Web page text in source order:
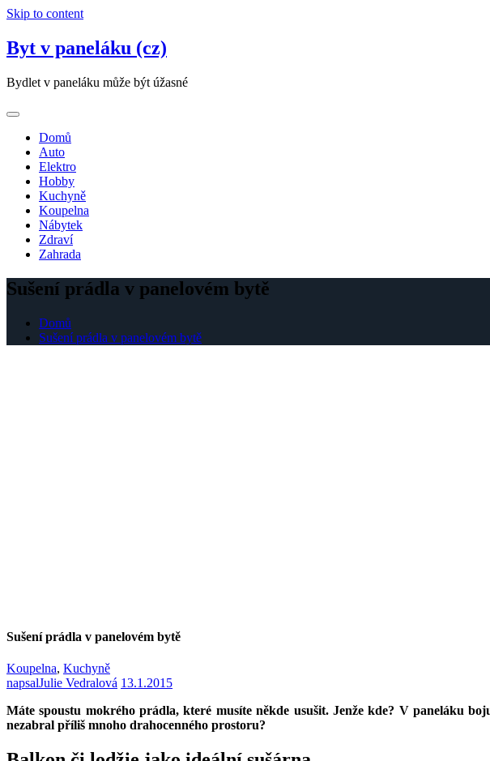
Skip to content
Byt v paneláku (cz)
Bydlet v paneláku může být úžasné
Domů
Auto
Elektro
Hobby
Kuchyně
Koupelna
Nábytek
Zdraví
Zahrada
Sušení prádla v panelovém bytě
Domů
Sušení prádla v panelovém bytě
Sušení prádla v panelovém bytě
Koupelna, Kuchyně
napsalJulie Vedralová 13.1.2015
Máte spoustu mokrého prádla, které musíte někde usušit. Jenže kde? V paneláku
nezabral příliš mnoho drahocenného prostoru?